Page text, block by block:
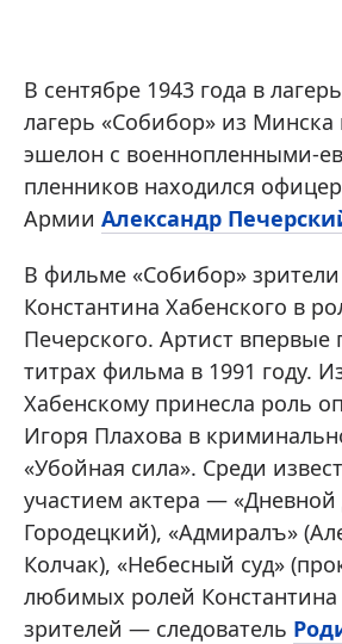
В сентябре 1943 года в
лагерь «Собибор» из Минска
эшелон с военнопленными-
пленников находился
Армии Александр
В фильме «Собибор» зрители
Константина Хабенского в
Печерского. Артист впервые
титрах фильма в 1991 году.
Хабенскому принесла роль
Игоря Плахова в
«Убойная сила». Среди
участием актера — «Дневной
Городецкий), «Адмиралъ»
Колчак), «Небесный суд»
любимых ролей Константина
зрителей — следователь